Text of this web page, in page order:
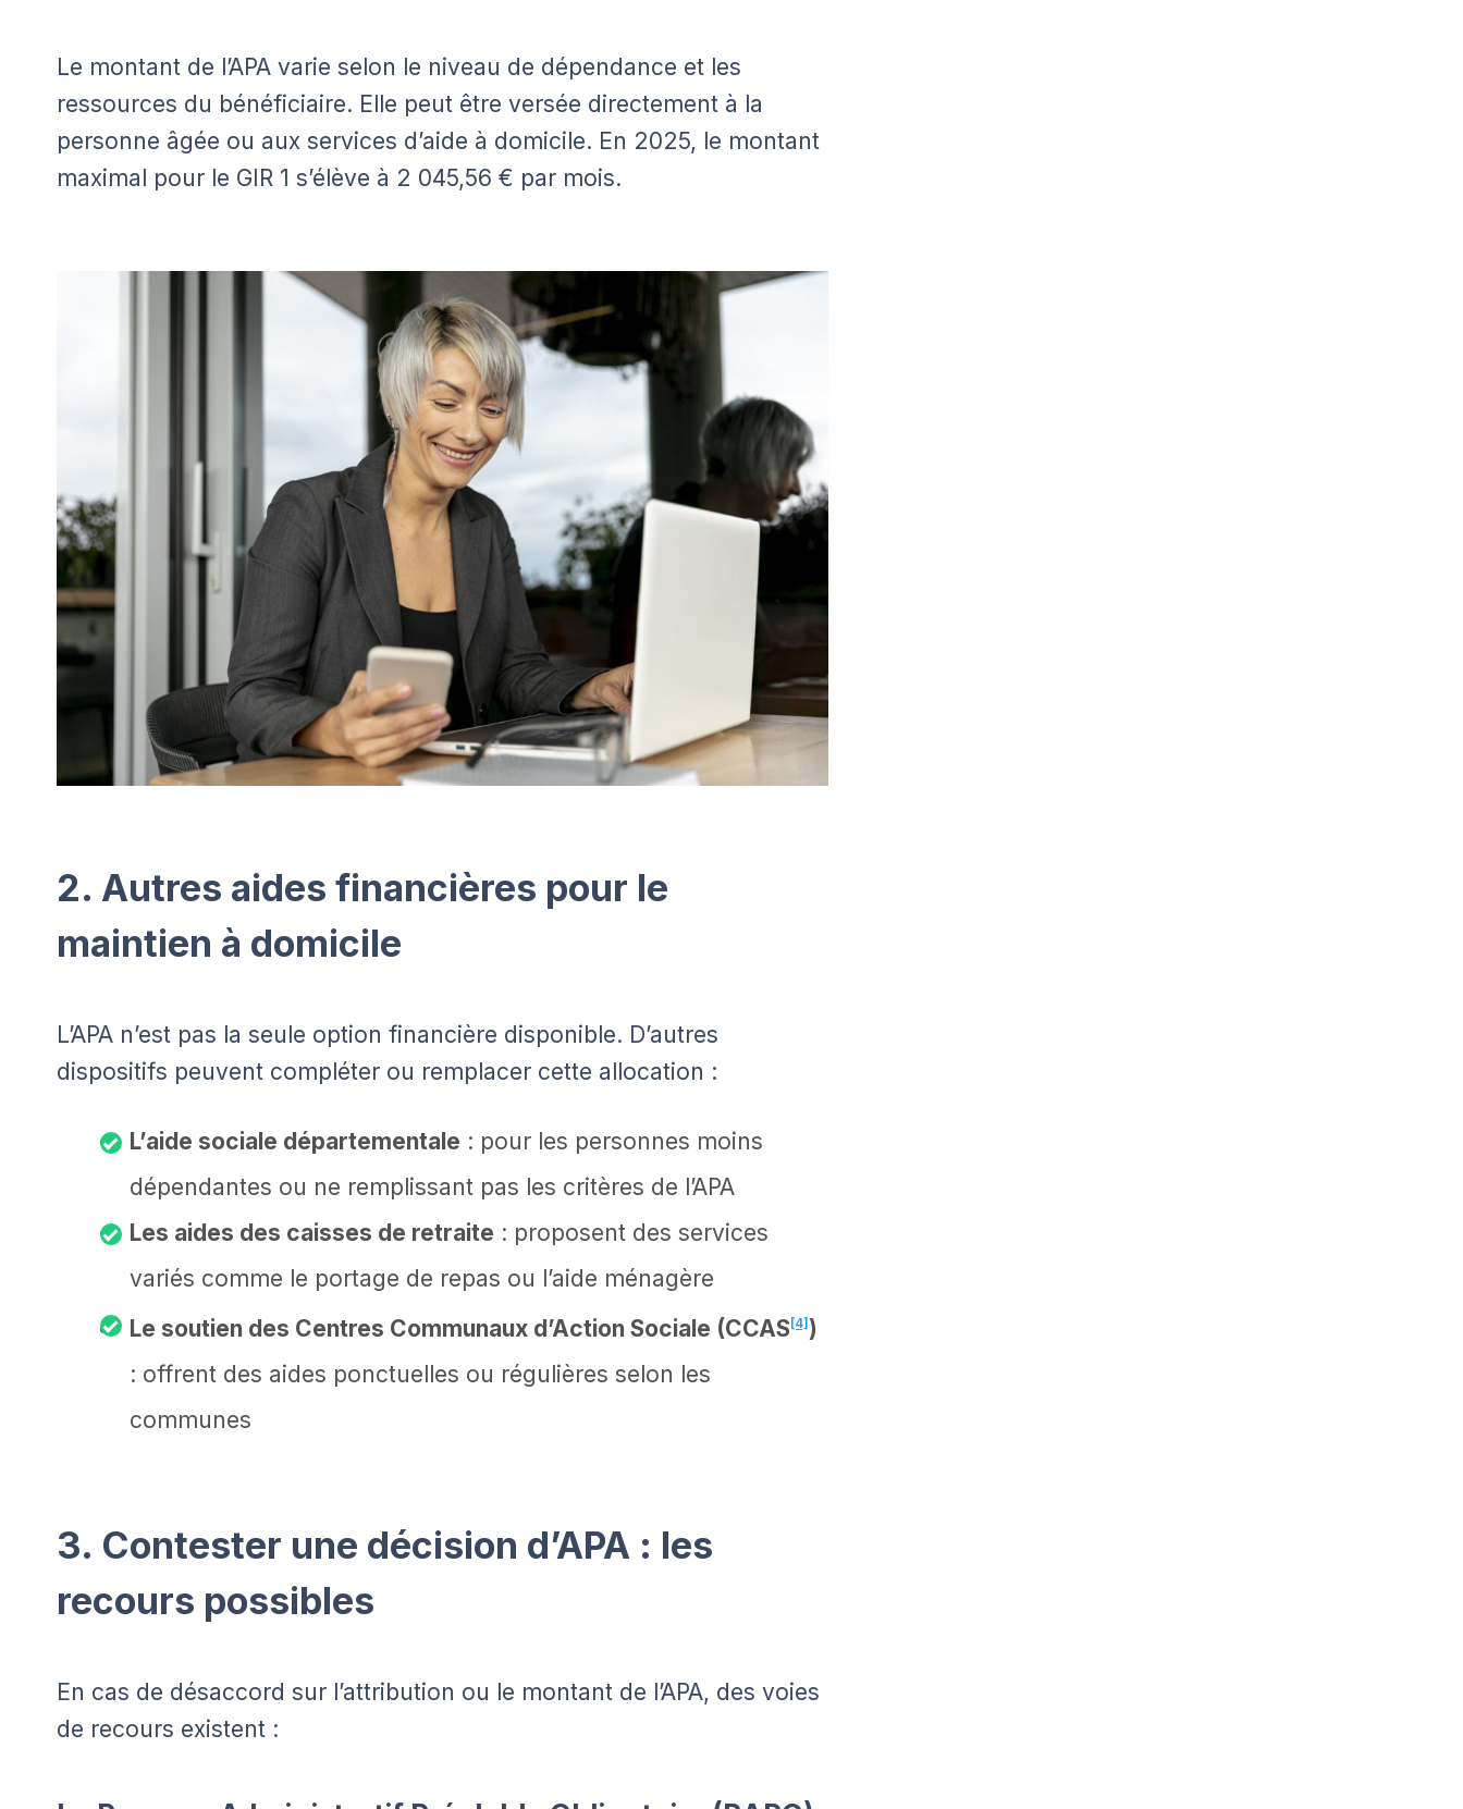
Le montant de l’APA varie selon le niveau de dépendance et les
ressources du bénéficiaire. Elle peut être versée directement à la
personne âgée ou aux services d’aide à domicile. En 2025, le montant
maximal pour le GIR 1 s’élève à 2 045,56 € par mois.
2. Autres aides financières pour le
maintien à domicile
L’APA n’est pas la seule option financière disponible. D’autres
dispositifs peuvent compléter ou remplacer cette allocation :
L’aide sociale départementale : pour les personnes moins
dépendantes ou ne remplissant pas les critères de l’APA
Les aides des caisses de retraite : proposent des services
variés comme le portage de repas ou l’aide ménagère
Le soutien des Centres Communaux d’Action Sociale (CCAS[4])
: offrent des aides ponctuelles ou régulières selon les
communes
3. Contester une décision d’APA : les
recours possibles
En cas de désaccord sur l’attribution ou le montant de l’APA, des voies
de recours existent :